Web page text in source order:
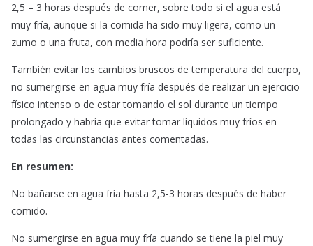
2,5 – 3 horas después de comer, sobre todo si el agua está
muy fría, aunque si la comida ha sido muy ligera, como un
zumo o una fruta, con media hora podría ser suficiente.
También evitar los cambios bruscos de temperatura del cuerpo,
no sumergirse en agua muy fría después de realizar un ejercicio
físico intenso o de estar tomando el sol durante un tiempo
prolongado y habría que evitar tomar líquidos muy fríos en
todas las circunstancias antes comentadas.
En resumen:
No bañarse en agua fría hasta 2,5-3 horas después de haber
comido.
No sumergirse en agua muy fría cuando se tiene la piel muy